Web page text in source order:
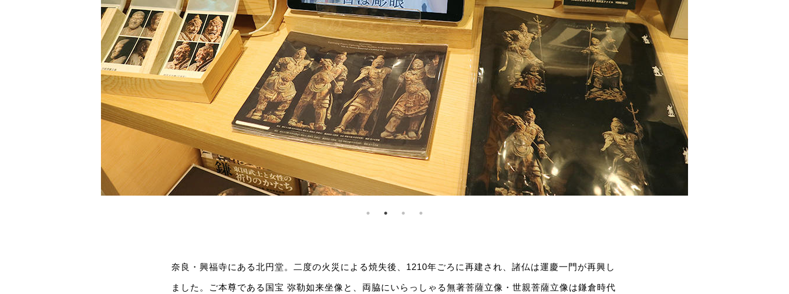
奈良・興福寺にある北円堂。二度の火災による焼失後、1210年ごろに再建され、諸仏は運慶一門が再興し
ました。ご本尊である国宝 弥勒如来坐像と、両脇にいらっしゃる無著菩薩立像・世親菩薩立像は鎌倉時代